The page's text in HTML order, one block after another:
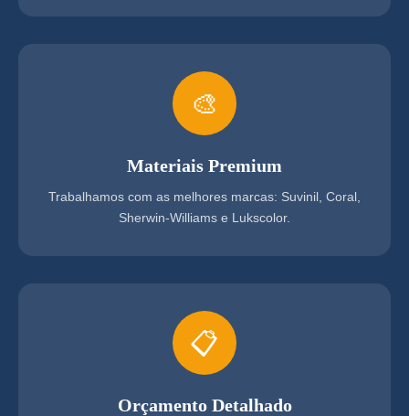
🎨
Materiais Premium
Trabalhamos com as melhores marcas: Suvinil, Coral,
Sherwin-Williams e Lukscolor.
📋
Orçamento Detalhado